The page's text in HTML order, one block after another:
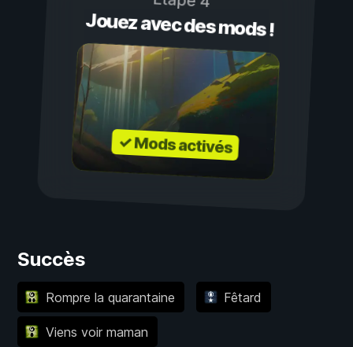
Jouez avec des mods !
✓ Mods activés
Succès
Rompre la quarantaine Fêtard
Viens voir maman